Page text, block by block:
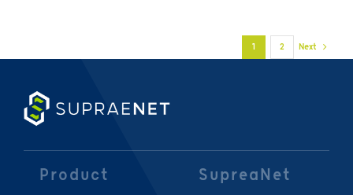
1 2 Next
Product SupreaNet